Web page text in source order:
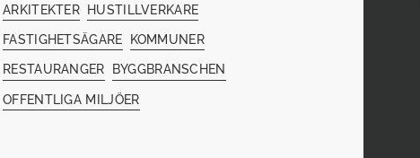
ARKITEKTER HUSTILLVERKARE
FASTIGHETSÄGARE KOMMUNER
RESTAURANGER BYGGBRANSCHEN
OFFENTLIGA MILJÖER